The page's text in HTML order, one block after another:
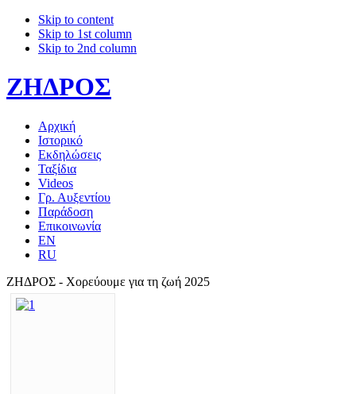
Skip to content
Skip to 1st column
Skip to 2nd column
ΖΗΔΡΟΣ
Αρχική
Ιστορικό
Εκδηλώσεις
Ταξίδια
Videos
Γρ. Αυξεντίου
Παράδοση
Επικοινωνία
EN
RU
ΖΗΔΡΟΣ - Χορεύουμε για τη ζωή 2025